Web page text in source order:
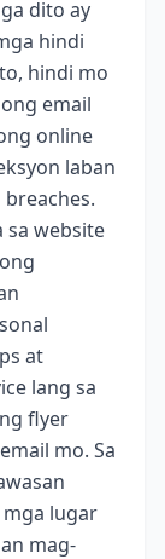
dito ay
hindi
hindi mo
email
online
laban
sa website
at
lang sa
flyer
mo. Sa
lugar
mag-